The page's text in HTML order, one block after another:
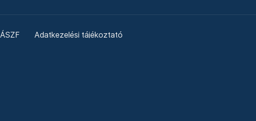
ÁSZF Adatkezelési tájékoztató